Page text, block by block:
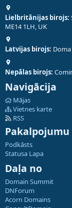
Lielbritānijas birojs:
ME14 1LH, UK
Latvijas birojs:
Nepālas birojs:
Navigācija
Mājas
Vietnes karte
RSS
Pakalpojumu
Podkāsts
Statusa Lapa
Daļa no
Domain Summit
DNForum
Acorn Domains